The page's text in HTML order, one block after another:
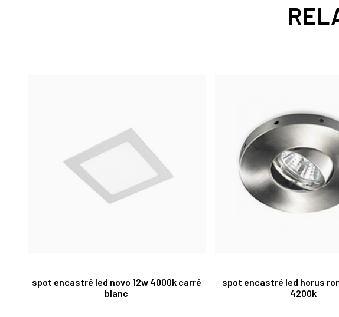
spot encastré led novo 12w 4000k carré
blanc
spot encastré led horus
4200k